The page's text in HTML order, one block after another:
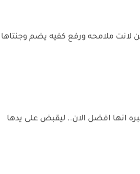
ملامحه ورفع كفيه يضم وجنتاها
انها افضل الان.. ليقبض على يدها